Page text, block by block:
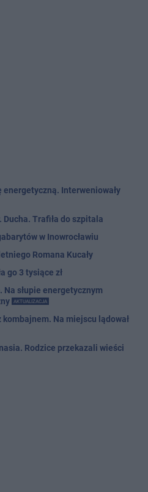
Interweniowały
Trafiła do szpitala
w Inowrocławiu
Romana Kucały
go 3 tysiące zł
słupie energetycznym
AKTUALIZACJA
kombajnem. Na miejscu lądował
Rodzice przekazali wieści